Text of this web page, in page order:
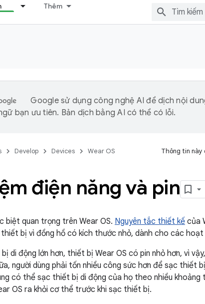
Thêm
Google sử dụng công nghệ AI để dịch nội
bạn ưu tiên. Bản dịch bằng AI có thể có lỗi.
Develop Devices Wear OS Thông tin này
điện năng và pin
biệt quan trọng trên Wear OS. Nguyên tắc thiết kế của
thiết bị vì đồng hồ có kích thước nhỏ, dành cho các
di động lớn hơn, thiết bị Wear OS có pin nhỏ hơn, vì
người dùng phải tốn nhiều công sức hơn để sạc thiết
có thể sạc thiết bị di động của họ theo nhiều khoảng
OS ra khỏi cơ thể trước khi sạc thiết bị.